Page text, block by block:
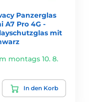
Panzerglas
A7 Pro 4G -
mit
montags 10. 8.
In den Korb